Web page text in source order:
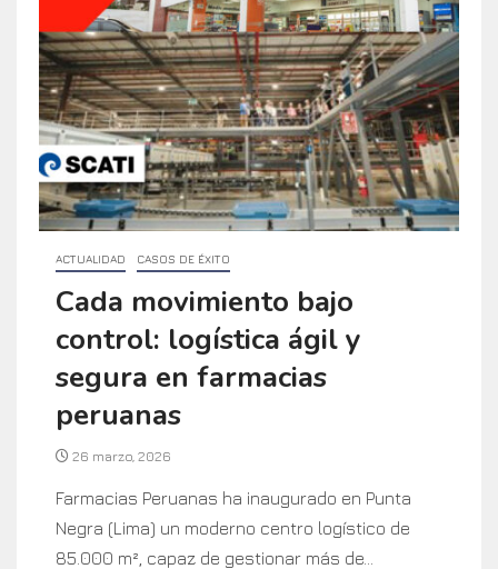
ACTUALIDAD CASOS DE ÉXITO
Cada movimiento bajo
control: logística ágil y
segura en farmacias
peruanas
26 marzo, 2026
Farmacias Peruanas ha inaugurado en Punta
Negra (Lima) un moderno centro logístico de
85.000 m², capaz de gestionar más de...